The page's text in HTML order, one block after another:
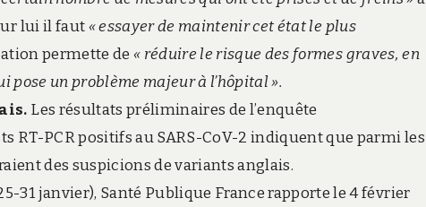
lui il faut« essayer de maintenir cet état le plus
permette de « réduire le risque des formes graves, en
pose un problème majeur à l’hôpital ».
Les résultats préliminaires de l’enquête
RT-PCR positifs au SARS-CoV-2 indiquent que parmi les
des suspicions de variants anglais.
31 janvier), Santé Publique France rapporte le 4 février